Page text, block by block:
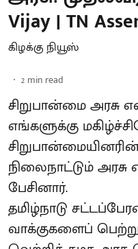
Vijay | TN
கிழக்கு நியூஸ்
2 min read
சிறுபான்மை அரசு
எங்களுக்கு
நிலைநாட்டும்
பேசினார்.
தமிழ்நாடு
வாக்குகளைப்